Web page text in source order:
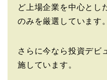
ど上場企業を中心とし
のみを厳選しています。
さらに今なら投資デビ
施しています。